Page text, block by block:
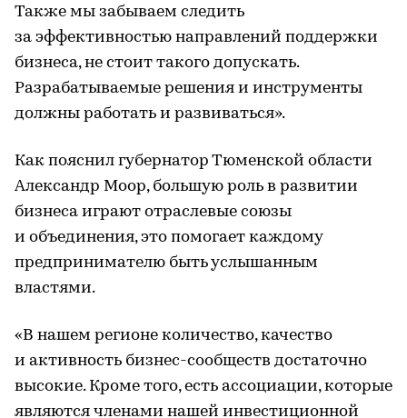
Также мы забываем следить
за эффективностью направлений поддержки
бизнеса, не стоит такого допускать.
Разрабатываемые решения и инструменты
должны работать и развиваться».
Как пояснил губернатор Тюменской области
Александр Моор, большую роль в развитии
бизнеса играют отраслевые союзы
и объединения, это помогает каждому
предпринимателю быть услышанным
властями.
«В нашем регионе количество, качество
и активность бизнес-сообществ достаточно
высокие. Кроме того, есть ассоциации, которые
являются членами нашей инвестиционной